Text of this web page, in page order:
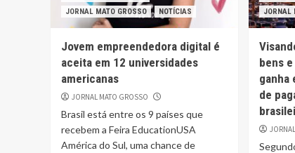
JORNAL MATO GROSSO
NOTÍCIAS
Jovem empreendedora digital é
aceita em 12 universidades
americanas
JORNAL MATO GROSSO
Brasil está entre os 9 países que
recebem a Feira EducationUSA
América do Sul, uma chance de
JORNAL
bens
ganha
de